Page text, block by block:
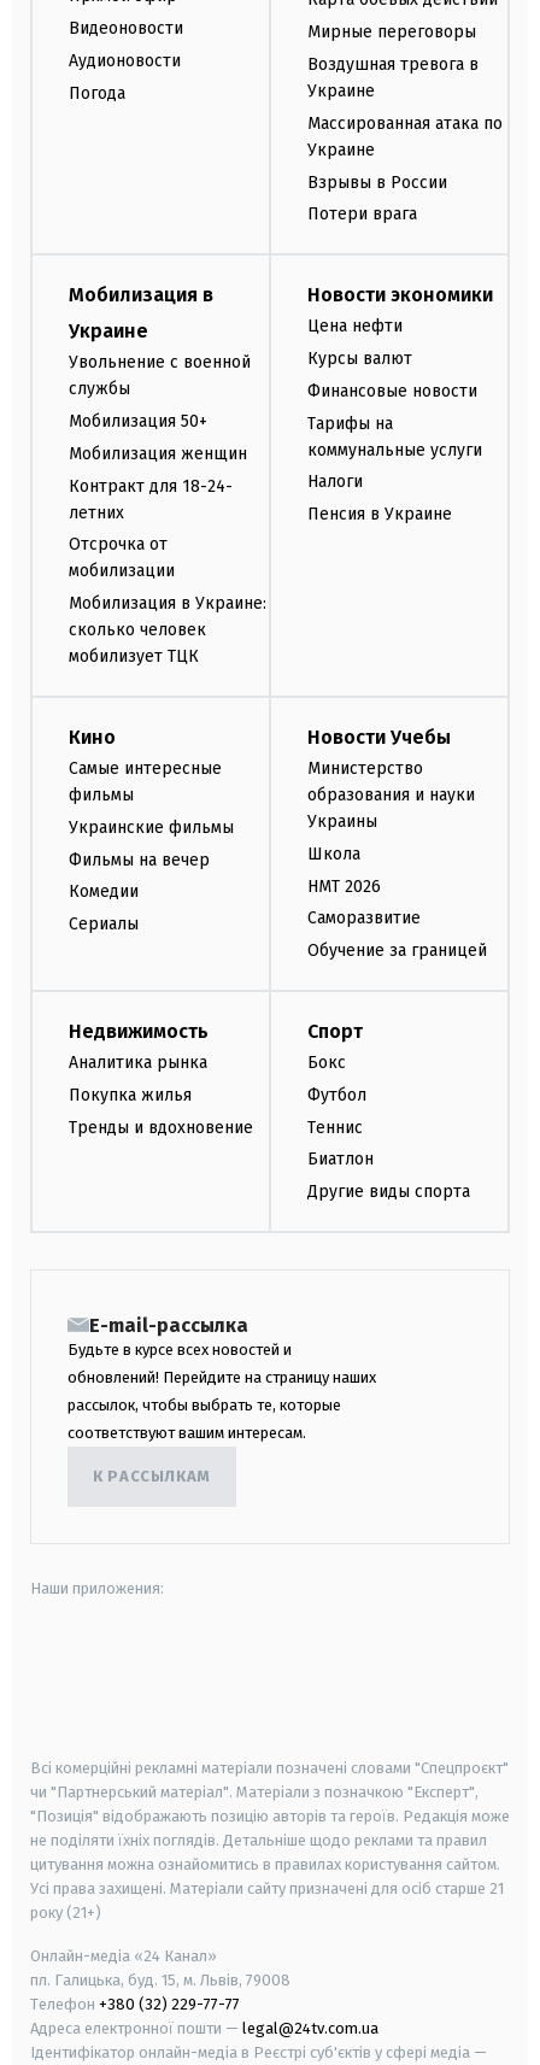
Видеоновости
Аудионовости
Погода
Мирные переговоры
Воздушная тревога в
Украине
Массированная атака по
Украине
Взрывы в России
Потери врага
Мобилизация в
Украине
Увольнение с военной
службы
Мобилизация 50+
Мобилизация женщин
Контракт для 18-24-
летних
Отсрочка от
мобилизации
Мобилизация в Украине:
сколько человек
мобилизует ТЦК
Новости экономики
Цена нефти
Курсы валют
Финансовые новости
Тарифы на
коммунальные услуги
Налоги
Пенсия в Украине
Кино
Самые интересные
фильмы
Украинские фильмы
Фильмы на вечер
Комедии
Сериалы
Новости Учебы
Министерство
образования и науки
Украины
Школа
НМТ 2026
Саморазвитие
Обучение за границей
Недвижимость
Аналитика рынка
Покупка жилья
Тренды и вдохновение
Спорт
Бокс
Футбол
Теннис
Биатлон
Другие виды спорта
E-mail-рассылка
Будьте в курсе всех новостей и
обновлений! Перейдите на страницу наших
рассылок, чтобы выбрать те, которые
соответствуют вашим интересам.
К РАССЫЛКАМ
Наши приложения:
Всі комерційні рекламні матеріали позначені словами "Спецпроєкт"
чи "Партнерський матеріал". Матеріали з позначкою "Експерт",
"Позиція" відображають позицію авторів та героїв. Редакція може
не поділяти їхніх поглядів. Детальніше щодо реклами та правил
цитування можна ознайомитись в правилах користування сайтом.
Усі права захищені. Матеріали сайту призначені для осіб старше 21
року (21+)
Онлайн-медіа «24 Канал»
пл. Галицька, буд. 15, м. Львів, 79008
Телефон +380 (32) 229-77-77
Адреса електронної пошти — legal@24tv.com.ua
Ідентифікатор онлайн-медіа в Реєстрі суб'єктів у сфері медіа —